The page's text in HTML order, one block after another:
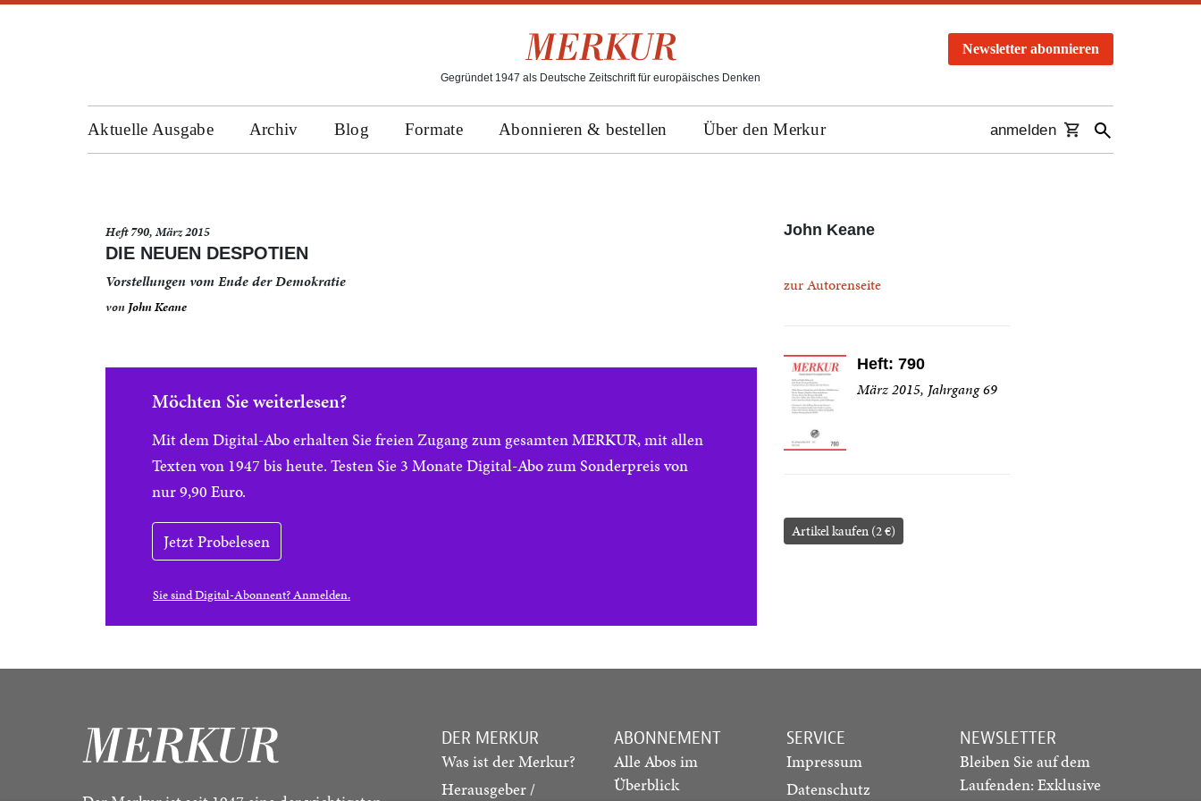
Gegründet 1947 als Deutsche Zeitschrift für europäisches Denken
Newsletter abonnieren
Aktuelle Ausgabe Archiv Blog Formate Abonnieren & bestellen Über den Merkur anmelden
Heft 790, März 2015
DIE NEUEN DESPOTIEN
Vorstellungen vom Ende der Demokratie
von John Keane
Möchten Sie weiterlesen?
Mit dem Digital-Abo erhalten Sie freien Zugang zum gesamten MERKUR, mit allen
Texten von 1947 bis heute. Testen Sie 3 Monate Digital-Abo zum Sonderpreis von
nur 9,90 Euro.
Jetzt Probelesen
Sie sind Digital-Abonnent? Anmelden.
John Keane
zur Autorenseite
Heft: 790
März 2015, Jahrgang 69
Artikel kaufen (2 €)
DER MERKUR
Was ist der Merkur?
Herausgeber /
ABONNEMENT
Alle Abos im
Überblick
SERVICE
Impressum
Datenschutz
NEWSLETTER
Bleiben Sie auf dem
Laufenden: Exklusive